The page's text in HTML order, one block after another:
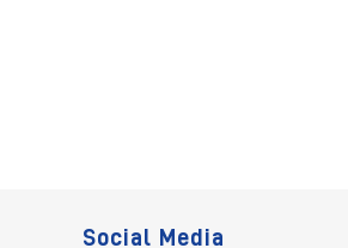
Social Media